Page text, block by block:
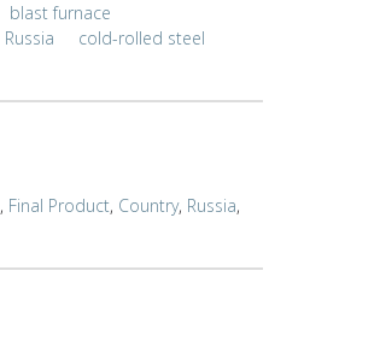
blast furnace
Russia
cold-rolled steel
, Final Product, Country, Russia,